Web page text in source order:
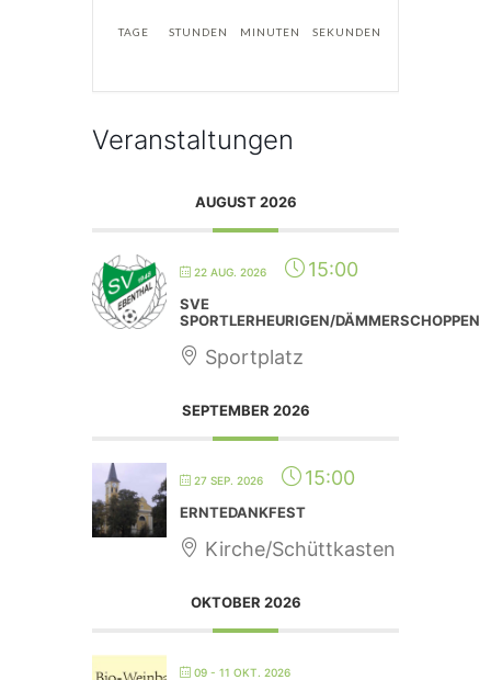
TAGE STUNDEN MINUTEN SEKUNDEN
Veranstaltungen
AUGUST 2026
22 AUG. 2026 15:00
SVE
SPORTLERHEURIGEN/DÄMMERSCHOPPEN
Sportplatz
SEPTEMBER 2026
27 SEP. 2026 15:00
ERNTEDANKFEST
Kirche/Schüttkasten
OKTOBER 2026
09 - 11 OKT. 2026